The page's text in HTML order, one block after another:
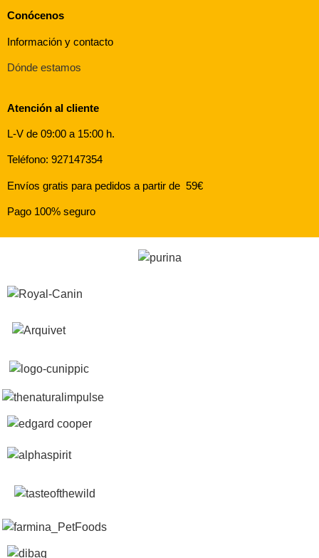
Conócenos
Información y contacto
Dónde estamos
Atención al cliente
L-V de 09:00 a 15:00 h.
Teléfono: 927147354
Envíos gratis para pedidos a partir de 59€
Pago 100% seguro